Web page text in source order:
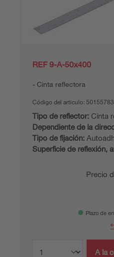
REF 9-A-50x400
Cinta reflectora
Código del articulo: 50155783
Tipo de reflector: Cinta
Dependiente de la
Tipo de fijación:
Superficie de reflexión,
Precio
Plazo de
A la